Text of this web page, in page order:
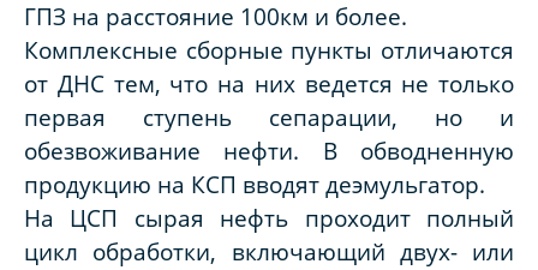
ГПЗ на расстояние 100км и более.
Комплексные сборные пункты отличаются
от ДНС тем, что на них ведется не только
первая ступень сепарации, но и
обезвоживание нефти. В обводненную
продукцию на КСП вводят деэмульгатор.
На ЦСП сырая нефть проходит полный
цикл обработки, включающий двух- или